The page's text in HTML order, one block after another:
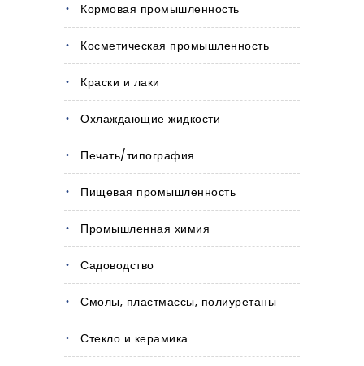
Кормовая промышленность
Косметическая промышленность
Краски и лаки
Охлаждающие жидкости
Печать/типография
Пищевая промышленность
Промышленная химия
Садоводство
Смолы, пластмассы, полиуретаны
Стекло и керамика